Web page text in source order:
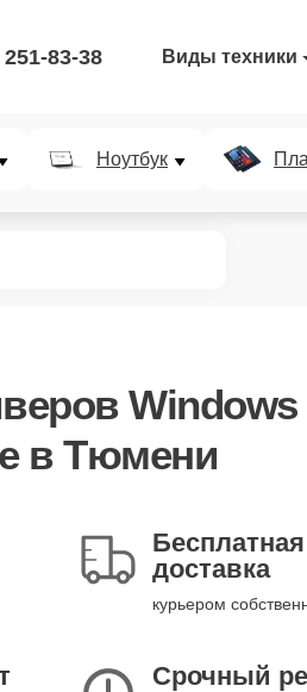
83-38 Виды техники
Ноутбук
Windows
в Тюмени
Бесплатная
доставка
курьером
Срочный